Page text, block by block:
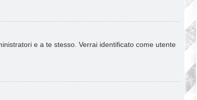
e a te stesso. Verrai identificato come utente